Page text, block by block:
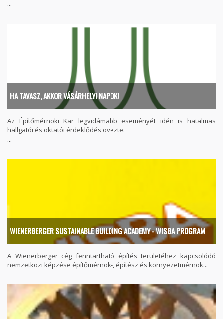
...
HA TAVASZ, AKKOR VÁSÁRHELYI NAPOK!
Az Építőmérnöki Kar legvidámabb eseményét idén is hatalmas
hallgatói és oktatói érdeklődés övezte.
...
WIENERBERGER SUSTAINABLE BUILDING ACADEMY - WISBA PROGRAM
A Wienerberger cég fenntartható építés területéhez kapcsolódó
nemzetközi képzése építőmérnök-, építész és környezetmérnök...